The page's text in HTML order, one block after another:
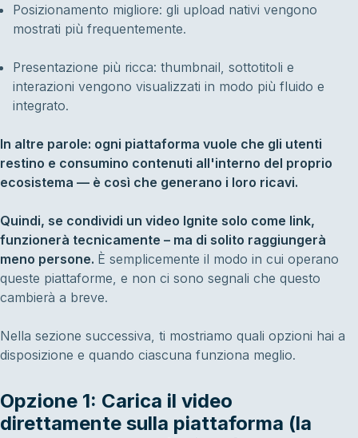
Posizionamento migliore: gli upload nativi vengono
mostrati più frequentemente.
Presentazione più ricca: thumbnail, sottotitoli e
interazioni vengono visualizzati in modo più fluido e
integrato.
In altre parole: ogni piattaforma vuole che gli utenti
restino e consumino contenuti all'interno del proprio
ecosistema — è così che generano i loro ricavi.
Quindi, se condividi un video Ignite solo come link,
funzionerà tecnicamente – ma di solito raggiungerà
meno persone. È semplicemente il modo in cui operano
queste piattaforme, e non ci sono segnali che questo
cambierà a breve.
Nella sezione successiva, ti mostriamo quali opzioni hai a
disposizione e quando ciascuna funziona meglio.
Opzione 1: Carica il video
direttamente sulla piattaforma (la